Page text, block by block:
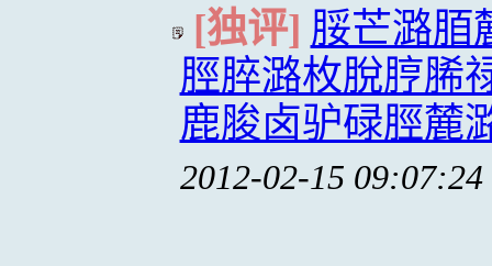
[独评] 脮芒潞脜
脛脺潞枚脫脝脪
鹿脧卤驴碌脛麓
2012-02-15 09:07:24